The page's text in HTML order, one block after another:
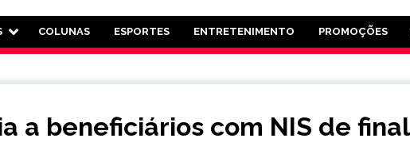
COLUNAS ESPORTES ENTRETENIMENTO PROMOÇÕES
a beneficiários com NIS de final